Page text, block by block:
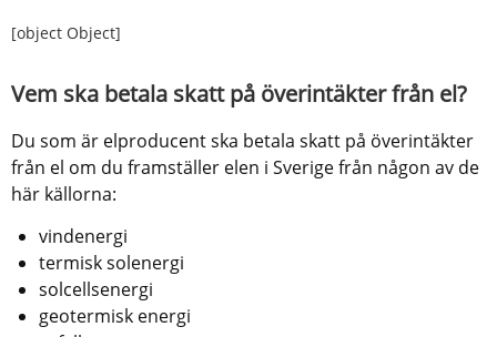
[object Object]
Vem ska betala skatt på överintäkter från el?
Du som är elproducent ska betala skatt på överintäkter
från el om du framställer elen i Sverige från någon av de
här källorna:
vindenergi
termisk solenergi
solcellsenergi
geotermisk energi